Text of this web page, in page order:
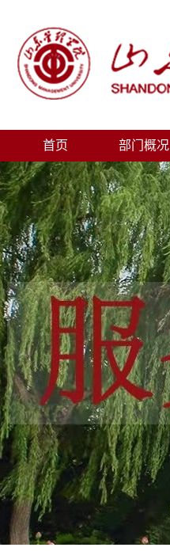
首页 部门概况